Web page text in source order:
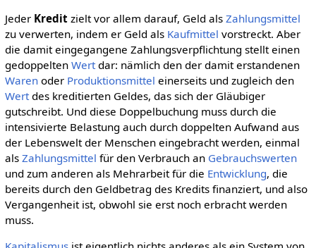
Jeder Kreditzielt vor allem darauf, Geld als Zahlungsmittel
zu verwerten, indem er Geld als Kaufmittel vorstreckt. Aber
die damit eingegangene Zahlungsverpflichtung stellt einen
gedoppelten Wertdar: nämlich den der damit erstandenen
Warenoder Produktionsmittel einerseits und zugleich den
Wertdes kreditierten Geldes, das sich der Gläubiger
gutschreibt. Und diese Doppelbuchung muss durch die
intensivierte Belastung auch durch doppelten Aufwand aus
der Lebenswelt der Menschen eingebracht werden, einmal
als Zahlungsmittel für den Verbrauch an Gebrauchswerten
und zum anderen als Mehrarbeit für die Entwicklung, die
bereits durch den Geldbetrag des Kredits finanziert, und also
Vergangenheit ist, obwohl sie erst noch erbracht werden
muss.